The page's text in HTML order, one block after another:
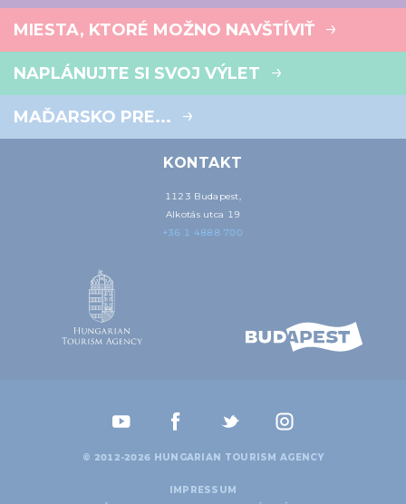
MIESTA, KTORÉ MOŽNO NAVŠTÍVIŤ
NAPLÁNUJTE SI SVOJ VÝLET
MAĎARSKO PRE...
KONTAKT
1123 Budapest,
Alkotás utca 19
+36 1 4888 700
© 2012-2026 HUNGARIAN TOURISM AGENCY
IMPRESSUM